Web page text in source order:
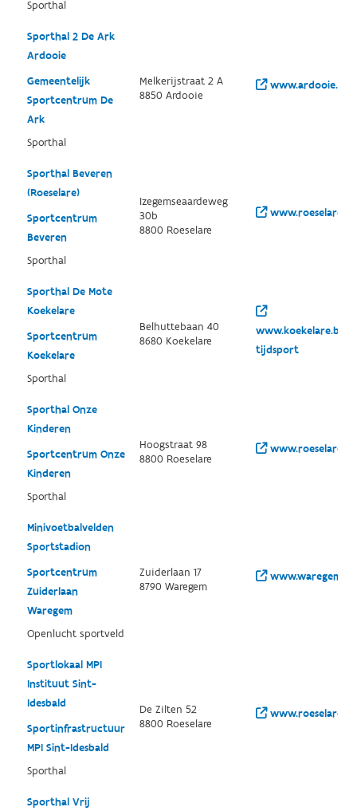
Sporthal
Sporthal 2 De Ark
Ardooie
Gemeentelijk
Sportcentrum De
Ark
Sporthal
Melkerijstraat 2 A
8850 Ardooie
Sporthal Beveren
(Roeselare)
Sportcentrum
Beveren
Sporthal
Izegemseaardeweg
30b
8800 Roeselare
Sporthal De Mote
Koekelare
Sportcentrum
Koekelare
Sporthal
Belhuttebaan 40
8680 Koekelare
tijdsport
Sporthal Onze
Kinderen
Sportcentrum Onze
Kinderen
Sporthal
Hoogstraat 98
8800 Roeselare
Minivoetbalvelden
Sportstadion
Sportcentrum
Zuiderlaan
Waregem
Openlucht sportveld
Zuiderlaan 17
8790 Waregem
Sportlokaal MPI
Instituut Sint-
Idesbald
Sportinfrastructuur
MPI Sint-Idesbald
Sporthal
De Zilten 52
8800 Roeselare
Sporthal Vrij